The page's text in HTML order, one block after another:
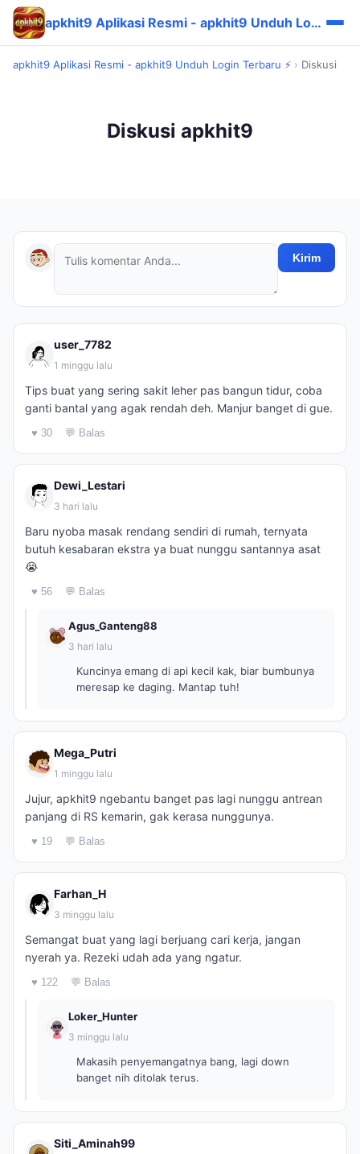
apkhit9 Aplikasi Resmi - apkhit9 Unduh Login Terbaru ⚡
apkhit9 Aplikasi Resmi - apkhit9 Unduh Login Terbaru ⚡ › Diskusi
Diskusi apkhit9
Kirim
user_7782
1 minggu lalu
Tips buat yang sering sakit leher pas bangun tidur, coba
ganti bantal yang agak rendah deh. Manjur banget di gue.
♥ 30 💬 Balas
Dewi_Lestari
3 hari lalu
Baru nyoba masak rendang sendiri di rumah, ternyata
butuh kesabaran ekstra ya buat nunggu santannya asat
😭
♥ 56 💬 Balas
Agus_Ganteng88
3 hari lalu
Kuncinya emang di api kecil kak, biar bumbunya
meresap ke daging. Mantap tuh!
Mega_Putri
1 minggu lalu
Jujur, apkhit9 ngebantu banget pas lagi nunggu antrean
panjang di RS kemarin, gak kerasa nunggunya.
♥ 19 💬 Balas
Farhan_H
3 minggu lalu
Semangat buat yang lagi berjuang cari kerja, jangan
nyerah ya. Rezeki udah ada yang ngatur.
♥ 122 💬 Balas
Loker_Hunter
3 minggu lalu
Makasih penyemangatnya bang, lagi down
banget nih ditolak terus.
Siti_Aminah99